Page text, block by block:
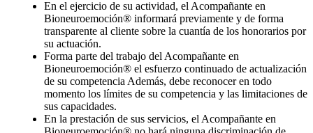
En el ejercicio de su actividad, el Acompañante en
Bioneuroemoción® informará previamente y de forma
transparente al cliente sobre la cuantía de los honorarios por
su actuación.
Forma parte del trabajo del Acompañante en
Bioneuroemoción® el esfuerzo continuado de actualización
de su competencia Además, debe reconocer en todo
momento los límites de su competencia y las limitaciones de
sus capacidades.
En la prestación de sus servicios, el Acompañante en